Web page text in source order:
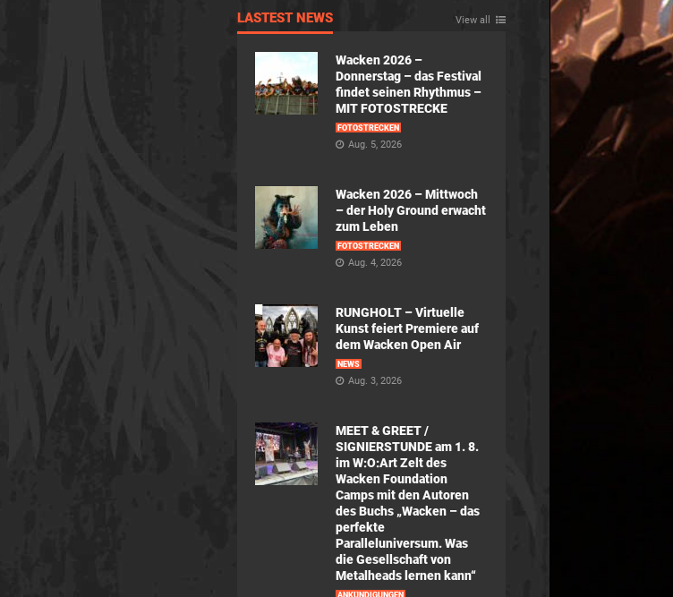
LASTEST NEWS View all
Wacken 2026 –
Donnerstag – das Festival
findet seinen Rhythmus –
MIT FOTOSTRECKE
FOTOSTRECKEN
Aug. 5, 2026
Wacken 2026 – Mittwoch
– der Holy Ground erwacht
zum Leben
FOTOSTRECKEN
Aug. 4, 2026
RUNGHOLT – Virtuelle
Kunst feiert Premiere auf
dem Wacken Open Air
NEWS
Aug. 3, 2026
MEET & GREET /
SIGNIERSTUNDE am 1. 8.
im W:O:Art Zelt des
Wacken Foundation
Camps mit den Autoren
des Buchs „Wacken – das
perfekte
Paralleluniversum. Was
die Gesellschaft von
Metalheads lernen kann“
ANKÜNDIGUNGEN